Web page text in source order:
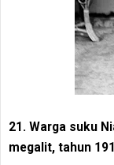
21. Warga suku
megalit, tahun